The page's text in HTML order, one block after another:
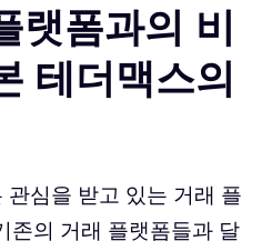
랫폼과의 비
테더맥스의
심을 받고 있는 거래 플
존의 거래 플랫폼들과 달